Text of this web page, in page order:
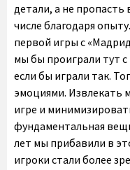
детали, а не пропасть
числе благодаря
первой игры с
мы бы проиграли тут
если бы играли так.
эмоциями. Извлекать
игре и
фундаментальная
лет мы прибавили в
игроки стали более